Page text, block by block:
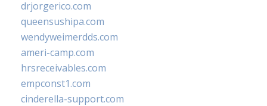
drjorgerico.com
queensushipa.com
wendyweimerdds.com
ameri-camp.com
hrsreceivables.com
empconst1.com
cinderella-support.com